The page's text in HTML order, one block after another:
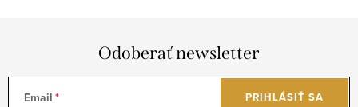
Odoberať newsletter
Email PRIHLÁSIŤ SA